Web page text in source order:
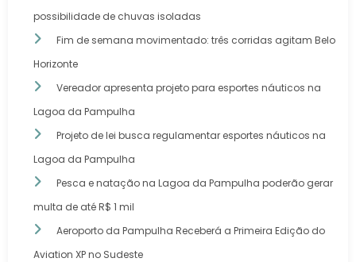
possibilidade de chuvas isoladas
Fim de semana movimentado: três corridas agitam Belo
Horizonte
Vereador apresenta projeto para esportes náuticos na
Lagoa da Pampulha
Projeto de lei busca regulamentar esportes náuticos na
Lagoa da Pampulha
Pesca e natação na Lagoa da Pampulha poderão gerar
multa de até R$ 1 mil
Aeroporto da Pampulha Receberá a Primeira Edição do
Aviation XP no Sudeste